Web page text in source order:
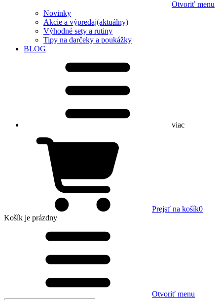
Otvoriť menu
Novinky
Akcie a výpredaj(aktuálny)
Výhodné sety a rutiny
Tipy na darčeky a poukážky
BLOG
viac
Prejsť na košík0
Košík je prázdny
Otvoriť menu